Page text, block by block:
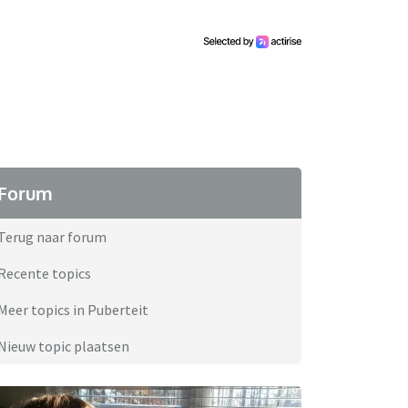
naar forum
topics
topics in Puberteit
topic plaatsen